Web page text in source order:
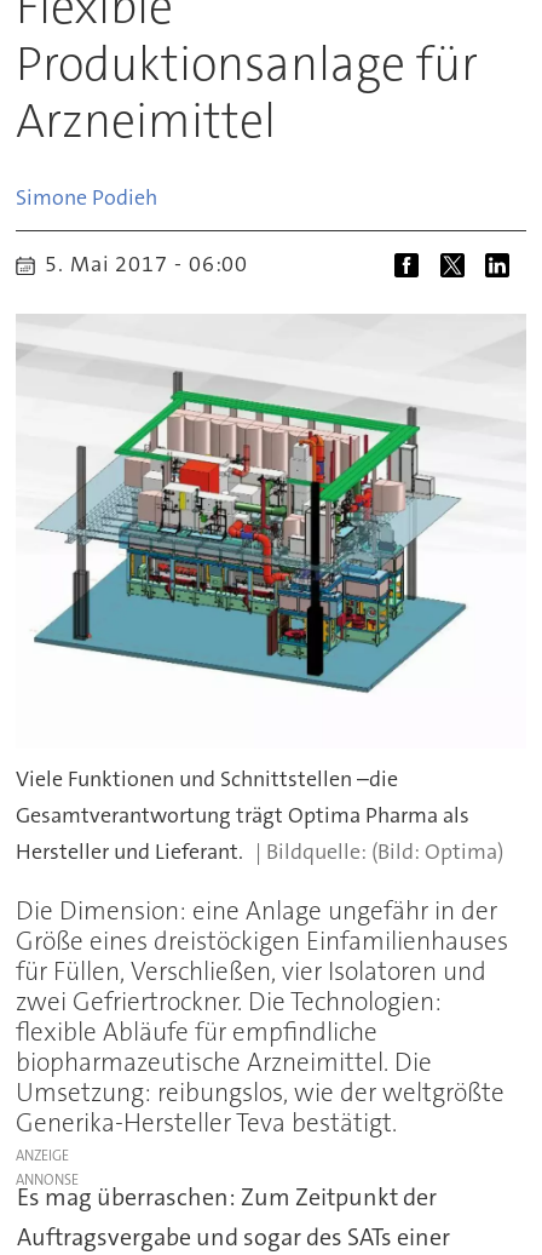
Produktionsanlage für
Arzneimittel
Simone Podieh
5. Mai 2017 - 06:00
Viele Funktionen und Schnittstellen –die
Gesamtverantwortung trägt Optima Pharma als
Hersteller und Lieferant.
(Bild: Optima)
Die Dimension: eine Anlage ungefähr in der
Größe eines dreistöckigen Einfamilienhauses
für Füllen, Verschließen, vier Isolatoren und
zwei Gefriertrockner. Die Technologien:
flexible Abläufe für empfindliche
biopharmazeutische Arzneimittel. Die
Umsetzung: reibungslos, wie der weltgrößte
Generika-Hersteller Teva bestätigt.
ANZEIGE
Es mag überraschen: Zum Zeitpunkt der
Auftragsvergabe und sogar des SATs einer